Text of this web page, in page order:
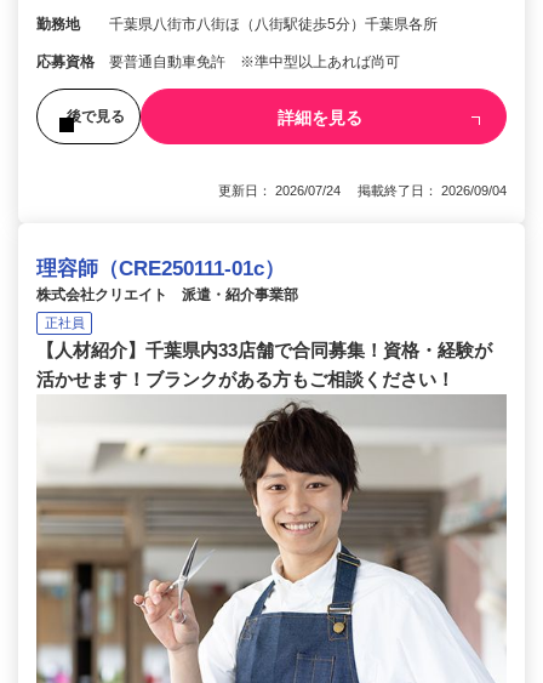
勤務地 千葉県八街市八街ほ（八街駅徒歩5分）千葉県各所
応募資格 要普通自動車免許 ※準中型以上あれば尚可
後で見る 詳細を見る
更新日： 2026/07/24 掲載終了日： 2026/09/04
理容師（CRE250111-01c）
株式会社クリエイト 派遣・紹介事業部
正社員
【人材紹介】千葉県内33店舗で合同募集！資格・経験が
活かせます！ブランクがある方もご相談ください！